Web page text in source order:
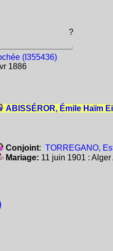
?
(I355436)
1886
ABISSÉROR, Émile Haïm
Conjoint:TORREGANO,
Mariage: 11 juin 1901 :